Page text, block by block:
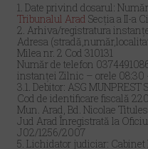
1. Date privind dosarul:
Tribunalul Arad Secția a II-a
2. Arhiva/registratura
Adresa
Milea nr. 2 Cod 310131
Număr de telefon
instanţei Zilnic – orele 08:30
3.1. Debitor: ASG MUNPREST
Cod de identificare fiscală
Mun. Arad, Bd. Nicolae
Jud Arad Înregistrată la
J02/1256/2007
5. Lichidator judiciar: